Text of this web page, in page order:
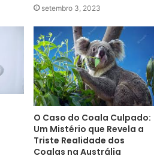
setembro 3, 2023
O Caso do Coala Culpado:
Um Mistério que Revela a
Triste Realidade dos
Coalas na Austrália